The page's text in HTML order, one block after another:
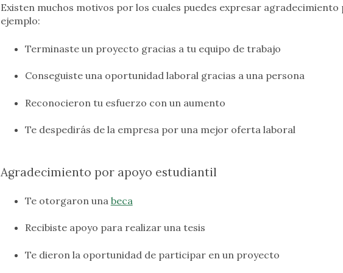
Existen muchos motivos por los cuales puedes expresar
ejemplo:
Terminaste un proyecto gracias a tu equipo de trabajo
Conseguiste una oportunidad laboral gracias a una persona
Reconocieron tu esfuerzo con un aumento
Te despedirás de la empresa por una mejor oferta laboral
Agradecimiento por apoyo estudiantil
Te otorgaron una beca
Recibiste apoyo para realizar una tesis
Te dieron la oportunidad de participar en un proyecto